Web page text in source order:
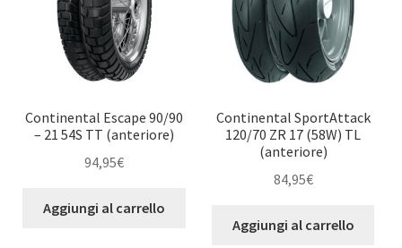
Continental Escape 90/90
– 21 54S TT (anteriore)
94,95€
Aggiungi al carrello
Continental SportAttack
120/70 ZR 17 (58W) TL
(anteriore)
84,95€
Aggiungi al carrello